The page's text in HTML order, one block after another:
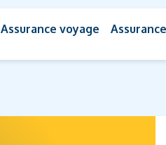
Assurance voyage